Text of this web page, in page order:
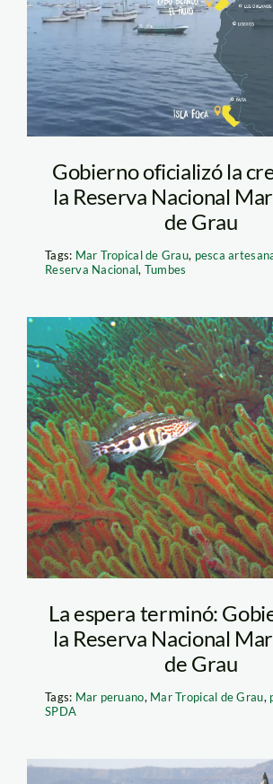
Gobierno oficializó la
la Reserva Nacional
de Grau
Tags: Mar Tropical de Grau, pesca
Reserva Nacional, Tumbes
Mar Tropical de
Yuri_Hooker
La espera terminó:
la Reserva Nacional
de Grau
Tags: Mar peruano, Mar Tropical de Grau,
SPDA